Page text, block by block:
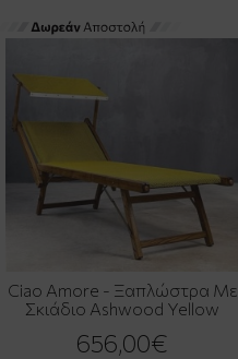
Ciao Amore - Ξαπλώστρα Με
Σκιάδιο Ashwood Yellow
656,00€